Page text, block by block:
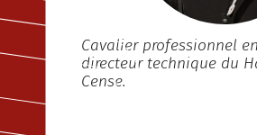
Cavalier professionnel en
directeur technique du
Cense.